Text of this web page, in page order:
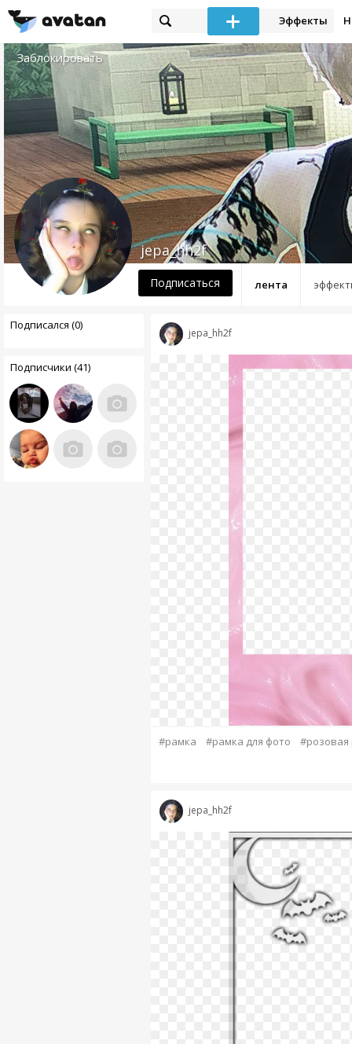
Эффекты
Заблокировать
лента
jepa_hh2f
Подписаться
Подписался (0)
Подписчики (41)
jepa_hh2f
#рамка #рамка для фото #розовая
jepa_hh2f